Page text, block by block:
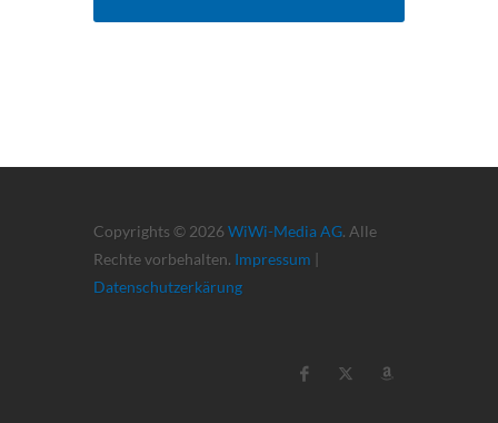
Copyrights © 2026 WiWi-Media AG. Alle
Rechte vorbehalten. Impressum |
Datenschutzerkärung